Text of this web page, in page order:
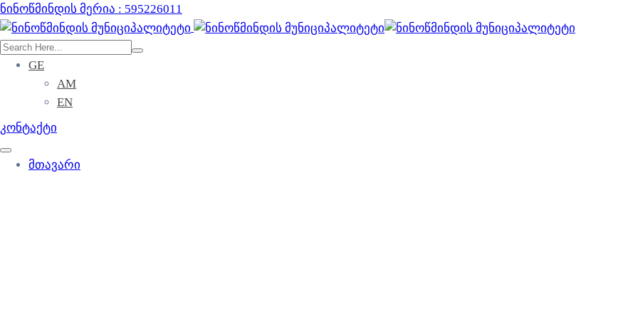
ნინოწმინდის მერია : 595226011
GE
AM
EN
კონტაქტი
მთავარი
ვებ გვერდი მუშაობს სატესტო რეჟიმში კარგი!